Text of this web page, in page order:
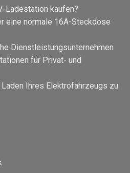
Ladestation kaufen?
eine normale 16A-Steckdose
Dienstleistungsunternehmen
für Privat- und
Ihres Elektrofahrzeugs zu